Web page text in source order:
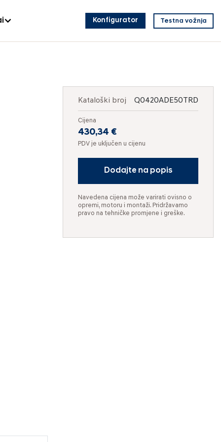
Konfigurator Testna vožnja
Kataloški broj Q0420ADE50TRD
Cijena
430,34 €
PDV je uključen u cijenu
Dodajte na popis
Navedena cijena može varirati ovisno o
opremi, motoru i montaži. Pridržavamo
pravo na tehničke promjene i greške.